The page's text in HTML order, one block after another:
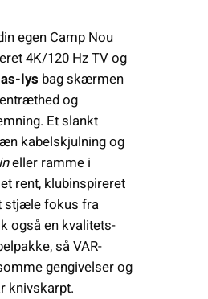
egen Camp Nou
4K/120 Hz TV og
lys bag skærmen
og
Et slankt
kabelskjulning og
eller ramme i
rent, klubinspireret
stjæle fokus fra
også en kvalitets-
så VAR-
gengivelser og
knivskarpt.